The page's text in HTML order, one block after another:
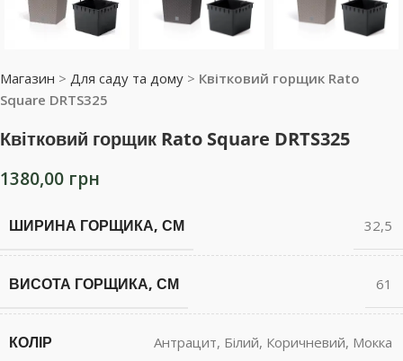
Магазин > Для саду та дому > Квітковий горщик Rato
Square DRTS325
Квітковий горщик Rato Square DRTS325
1380,00 грн
ШИРИНА ГОРЩИКА, СМ 32,5
ВИСОТА ГОРЩИКА, СМ 61
КОЛІР Антрацит, Білий, Коричневий, Мокка